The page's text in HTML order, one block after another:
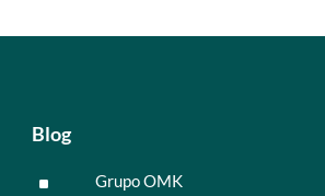
Blog
^ Grupo OMK